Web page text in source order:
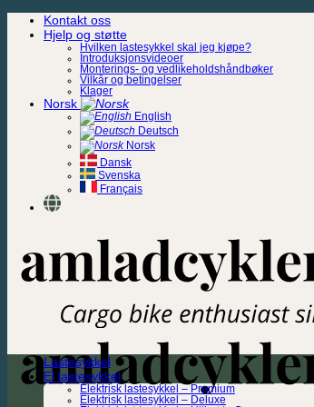
Skip
Kontakt oss
Hjelp og støtte
Hvilken lastesykkel skal jeg kjøpe?
Introduksjonsvideoer
Monterings- og vedlikeholdshåndbøker
Vilkår og betingelser
Klager
Norsk
English
Deutsch
Norsk
Dansk
Svenska
Français
Lastesykkel
El lastesykkel
Elektrisk lastesykkel – Premium
Elektrisk lastesykkel – Deluxe